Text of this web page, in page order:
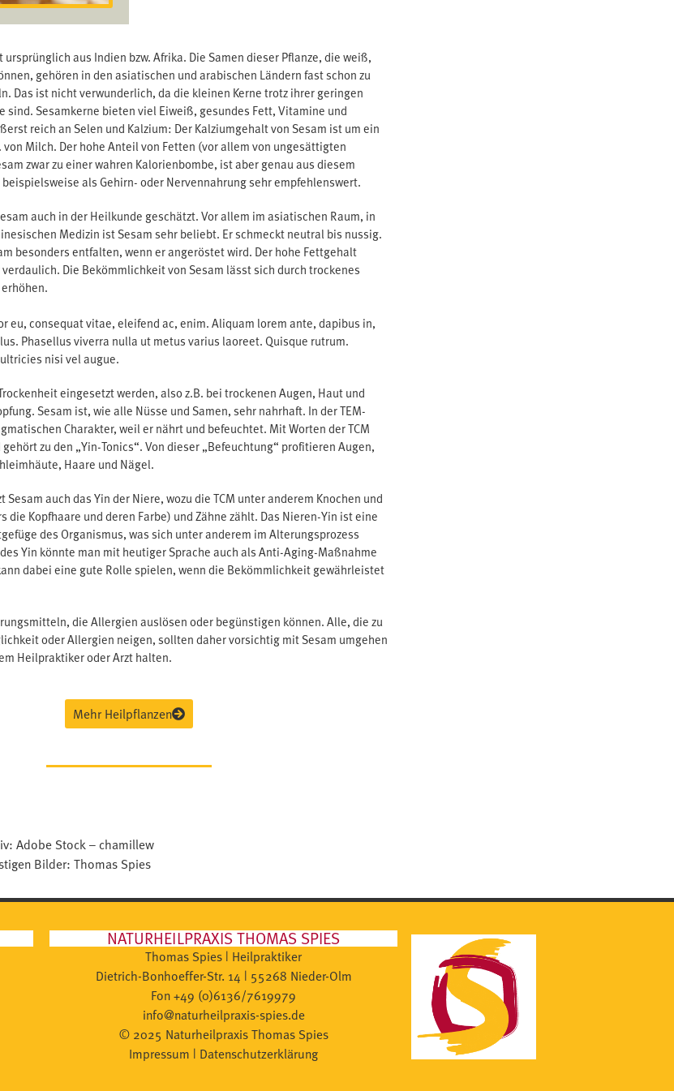
ursprünglich aus Indien bzw. Afrika. Die Samen dieser Pflanze, die weiß,
gehören in den asiatischen und arabischen Ländern fast schon zu
Das ist nicht verwunderlich, da die kleinen Kerne trotz ihrer geringen
sind. Sesamkerne bieten viel Eiweiß, gesundes Fett, Vitamine und
reich an Selen und Kalzium: Der Kalziumgehalt von Sesam ist um ein
von Milch. Der hohe Anteil von Fetten (vor allem von ungesättigten
zwar zu einer wahren Kalorienbombe, ist aber genau aus diesem
als Gehirn- oder Nervennahrung sehr empfehlenswert.
auch in der Heilkunde geschätzt. Vor allem im asiatischen Raum, in
Medizin ist Sesam sehr beliebt. Er schmeckt neutral bis nussig.
besonders entfalten, wenn er angeröstet wird. Der hohe Fettgehalt
Die Bekömmlichkeit von Sesam lässt sich durch trockenes
eu, consequat vitae, eleifend ac, enim. Aliquam lorem ante, dapibus in,
Phasellus viverra nulla ut metus varius laoreet. Quisque rutrum.
nisi vel augue.
eingesetzt werden, also z.B. bei trockenen Augen, Haut und
Sesam ist, wie alle Nüsse und Samen, sehr nahrhaft. In der TEM-
Charakter, weil er nährt und befeuchtet. Mit Worten der TCM
zu den „Yin-Tonics“. Von dieser „Befeuchtung“ profitieren Augen,
Haare und Nägel.
Sesam auch das Yin der Niere, wozu die TCM unter anderem Knochen und
die Kopfhaare und deren Farbe) und Zähne zählt. Das Nieren-Yin ist eine
des Organismus, was sich unter anderem im Alterungsprozess
Yin könnte man mit heutiger Sprache auch als Anti-Aging-Maßnahme
dabei eine gute Rolle spielen, wenn die Bekömmlichkeit gewährleistet
die Allergien auslösen oder begünstigen können. Alle, die zu
oder Allergien neigen, sollten daher vorsichtig mit Sesam umgehen
Heilpraktiker oder Arzt halten.
Mehr Heilpflanzen
Adobe Stock – chamillew
Bilder: Thomas Spies
NATURHEILPRAXIS THOMAS SPIES
Thomas Spies | Heilpraktiker
Dietrich-Bonhoeffer-Str. 14 | 55268 Nieder-Olm
Fon +49 (0)6136/7619979
info@naturheilpraxis-spies.de
© 2025 Naturheilpraxis Thomas Spies
Impressum | Datenschutzerklärung